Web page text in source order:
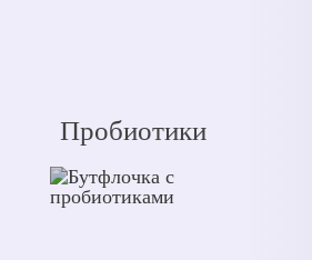
Пробиотики